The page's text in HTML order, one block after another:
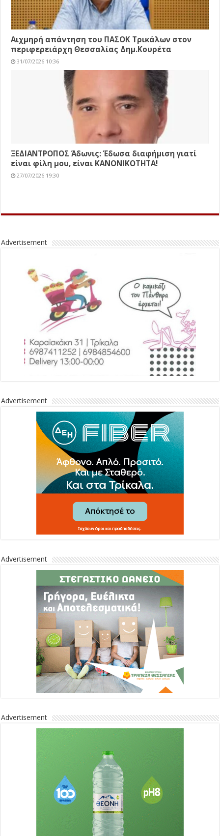
Αιχμηρή απάντηση του ΠΑΣΟΚ Τρικάλων στον
περιφερειάρχη Θεσσαλίας Δημ.Κουρέτα
31/07/2026 10:36
ΞΕΔΙΑΝΤΡΟΠΟΣ Άδωνις: Έδωσα διαφήμιση γιατί
είναι φίλη μου, είναι ΚΑΝΟΝΙΚΟΤΗΤΑ!
27/07/2026 19:30
Advertisement
Advertisement
Advertisement
Advertisement